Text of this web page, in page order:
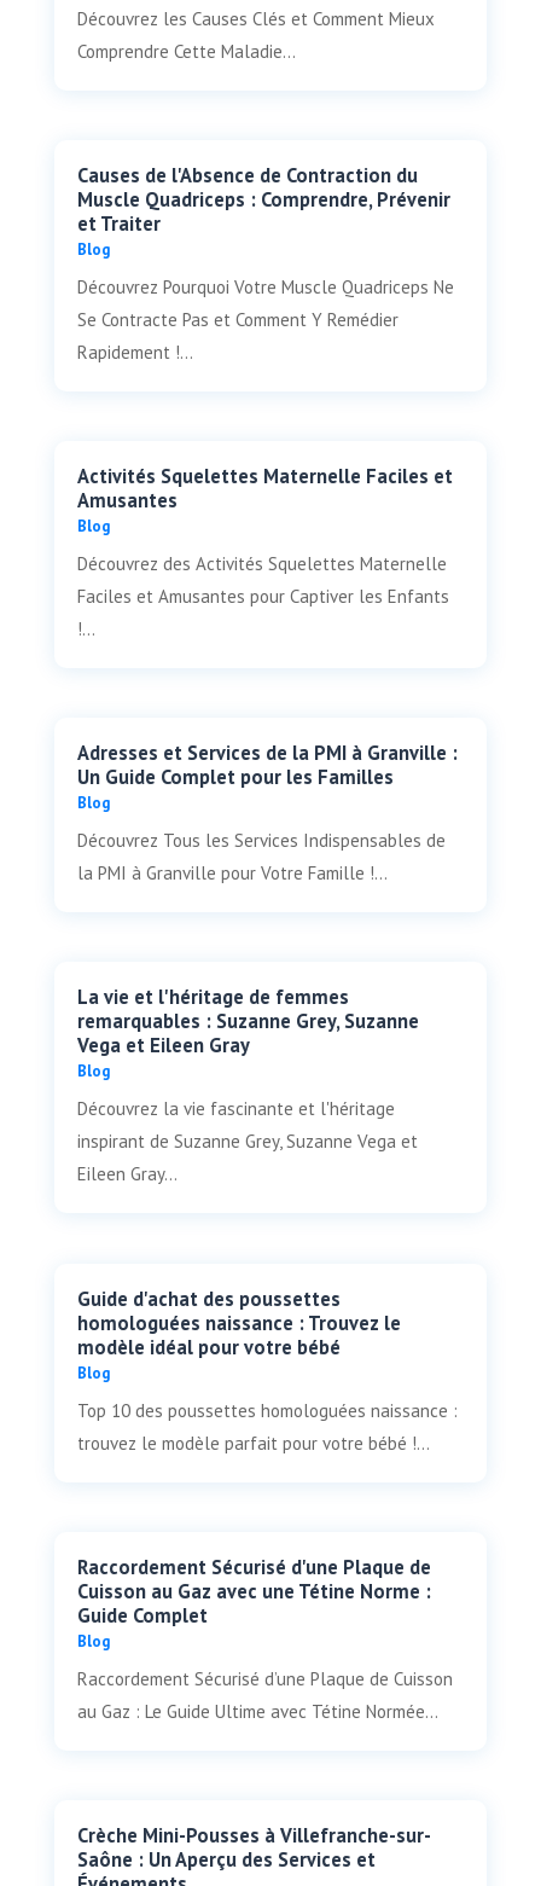
Découvrez les Causes Clés et Comment Mieux
Comprendre Cette Maladie...
Causes de l'Absence de Contraction du
Muscle Quadriceps : Comprendre, Prévenir
et Traiter
Blog
Découvrez Pourquoi Votre Muscle Quadriceps Ne
Se Contracte Pas et Comment Y Remédier
Rapidement !...
Activités Squelettes Maternelle Faciles et
Amusantes
Blog
Découvrez des Activités Squelettes Maternelle
Faciles et Amusantes pour Captiver les Enfants
!...
Adresses et Services de la PMI à Granville :
Un Guide Complet pour les Familles
Blog
Découvrez Tous les Services Indispensables de
la PMI à Granville pour Votre Famille !...
La vie et l'héritage de femmes
remarquables : Suzanne Grey, Suzanne
Vega et Eileen Gray
Blog
Découvrez la vie fascinante et l'héritage
inspirant de Suzanne Grey, Suzanne Vega et
Eileen Gray...
Guide d'achat des poussettes
homologuées naissance : Trouvez le
modèle idéal pour votre bébé
Blog
Top 10 des poussettes homologuées naissance :
trouvez le modèle parfait pour votre bébé !...
Raccordement Sécurisé d'une Plaque de
Cuisson au Gaz avec une Tétine Norme :
Guide Complet
Blog
Raccordement Sécurisé d’une Plaque de Cuisson
au Gaz : Le Guide Ultime avec Tétine Normée...
Crèche Mini-Pousses à Villefranche-sur-
Saône : Un Aperçu des Services et